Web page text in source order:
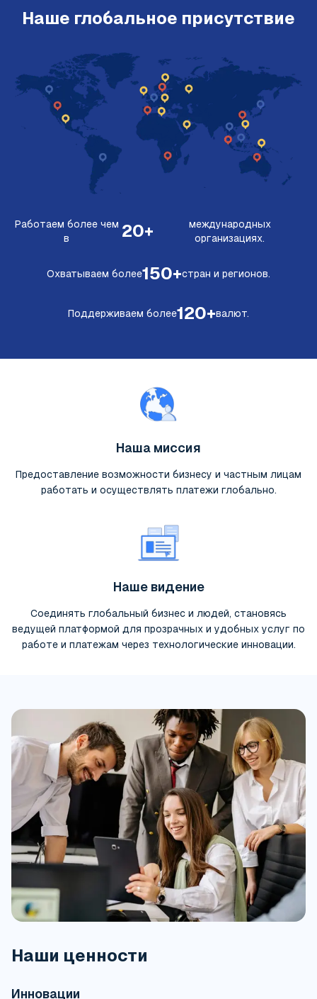
Наше глобальное присутствие
Работаем более чем
в
20+
международных
организациях.
Охватываем более150+стран и регионов.
Поддерживаем более120+валют.
Наша миссия
Предоставление возможности бизнесу и частным лицам
работать и осуществлять платежи глобально.
Наше видение
Соединять глобальный бизнес и людей, становясь
ведущей платформой для прозрачных и удобных услуг по
работе и платежам через технологические инновации.
Наши ценности
Инновации